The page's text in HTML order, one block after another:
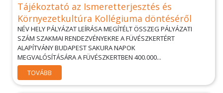
Tájékoztató az Ismeretterjesztés és
Környezetkultúra Kollégiuma döntéséről
NÉV HELY PÁLYÁZAT LEÍRÁSA MEGÍTÉLT ÖSSZEG PÁLYÁZATI
SZÁM SZAKMAI RENDEZVÉNYEKRE A FÜVÉSZKERTÉRT
ALAPÍTVÁNY BUDAPEST SAKURA NAPOK
MEGVALÓSÍTÁSÁRA A FÜVÉSZKERTBEN 400.000...
TOVÁBB